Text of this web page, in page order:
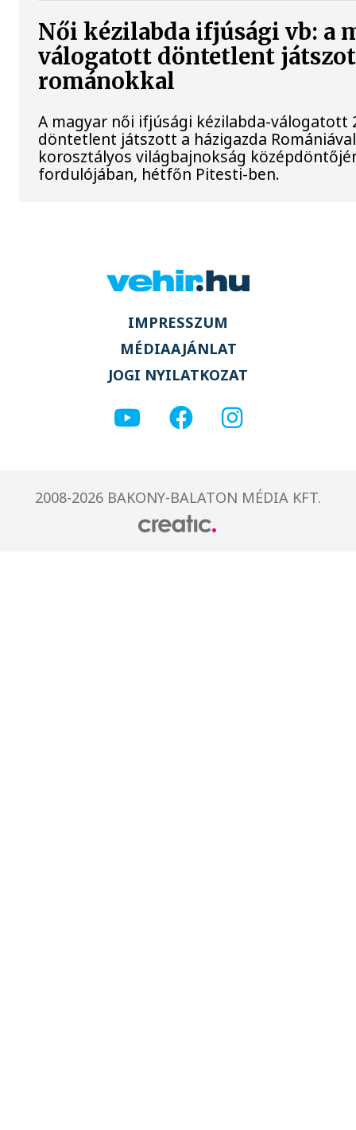
Női kézilabda ifjúsági vb: a
válogatott döntetlent
románokkal
A magyar női ifjúsági kézilabda-válogatott
döntetlent játszott a házigazda
korosztályos világbajnokság
fordulójában, hétfőn Pitesti-ben.
IMPRESSZUM
MÉDIAAJÁNLAT
JOGI NYILATKOZAT
2008-2026 BAKONY-BALATON MÉDIA KFT.